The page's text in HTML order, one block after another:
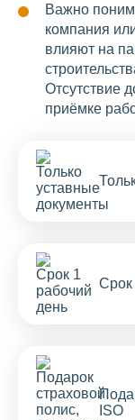
Важно
компания
влияют на
Отсутствие
приёмке
Срок
ISO